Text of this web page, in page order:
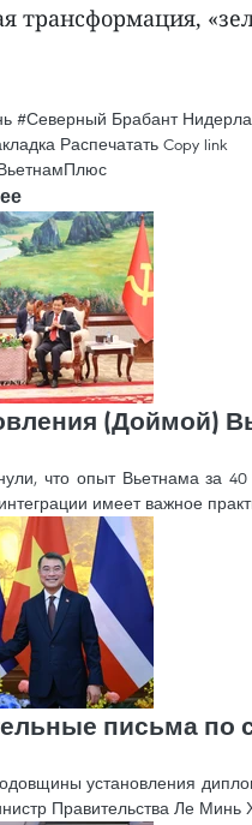
трансформация,
#Северный Брабант
Распечатать Copy link
(Доймой)
что опыт Вьетнама за
имеет важное
письма по
установления
Правительства Ле Минь